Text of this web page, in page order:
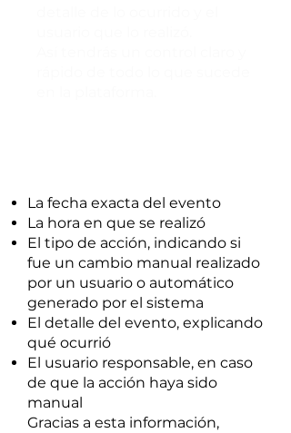
La fecha exacta del evento
La hora en que se realizó
El tipo de acción, indicando si
fue un cambio manual realizado
por un usuario o automático
generado por el sistema
El detalle del evento, explicando
qué ocurrió
El usuario responsable, en caso
de que la acción haya sido
manual
Gracias a esta información,